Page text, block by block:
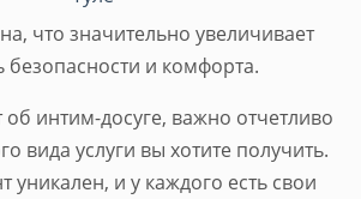
что значительно увеличивает
безопасности и комфорта.
об интим-досуге, важно отчетливо
вида услуги вы хотите получить.
уникален, и у каждого есть свои